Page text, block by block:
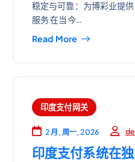
稳定与可靠：为博彩业提
服务 在当今…
Read More
印度支付网关
2 月, 周一, 2026
印度支付系统在